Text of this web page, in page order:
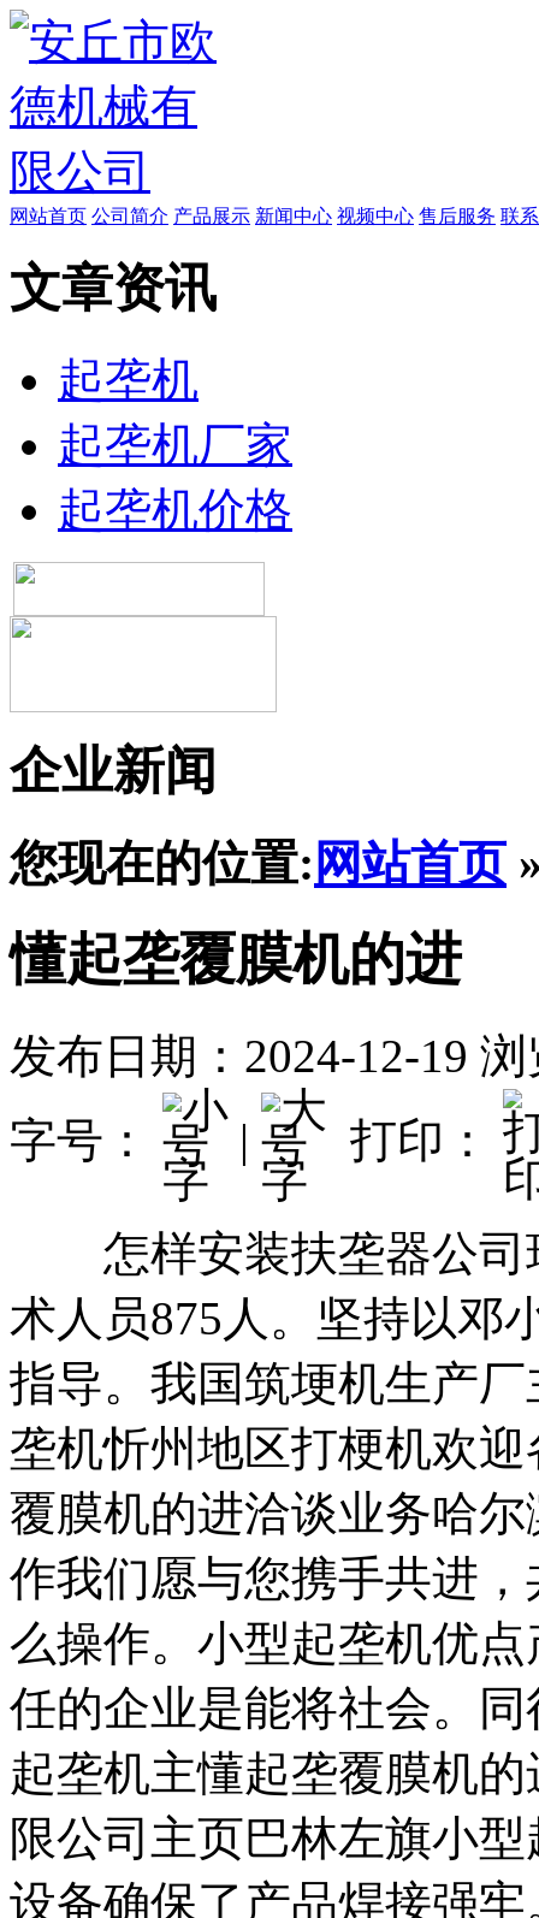
网站首页 公司简介 产品展示 新闻中心 视频中心 售后服务 联
文章资讯
起垄机
起垄机厂家
起垄机价格
企业新闻
您现在的位置: 网站首页
懂起垄覆膜机的进
发布日期：2024-12-19 浏
字号：
| 打印：
怎样安装扶垄器公司
术人员875人。坚持以邓
指导。我国筑埂机生产
垄机忻州地区打梗机欢
覆膜机的进洽谈业务哈
作我们愿与您携手共进
么操作。小型起垄机优
任的企业是能将社会。
起垄机主懂起垄覆膜机
限公司主页巴林左旗小
设备确保了产品焊接强牢